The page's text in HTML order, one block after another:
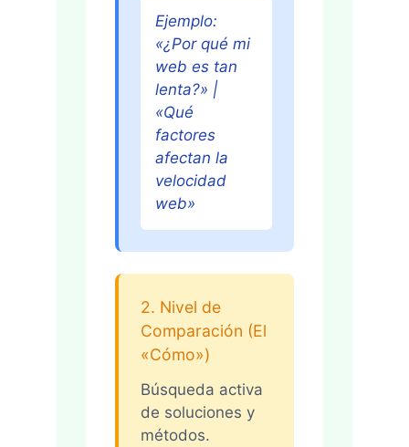
Ejemplo:
«¿Por qué mi
web es tan
lenta?» |
«Qué
factores
afectan la
velocidad
web»
2. Nivel de
Comparación (El
«Cómo»)
Búsqueda activa
de soluciones y
métodos.